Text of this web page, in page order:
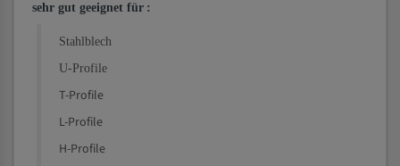
sehr gut geeignet für :
Stahlblech
U-Profile
T-Profile
L-Profile
H-Profile